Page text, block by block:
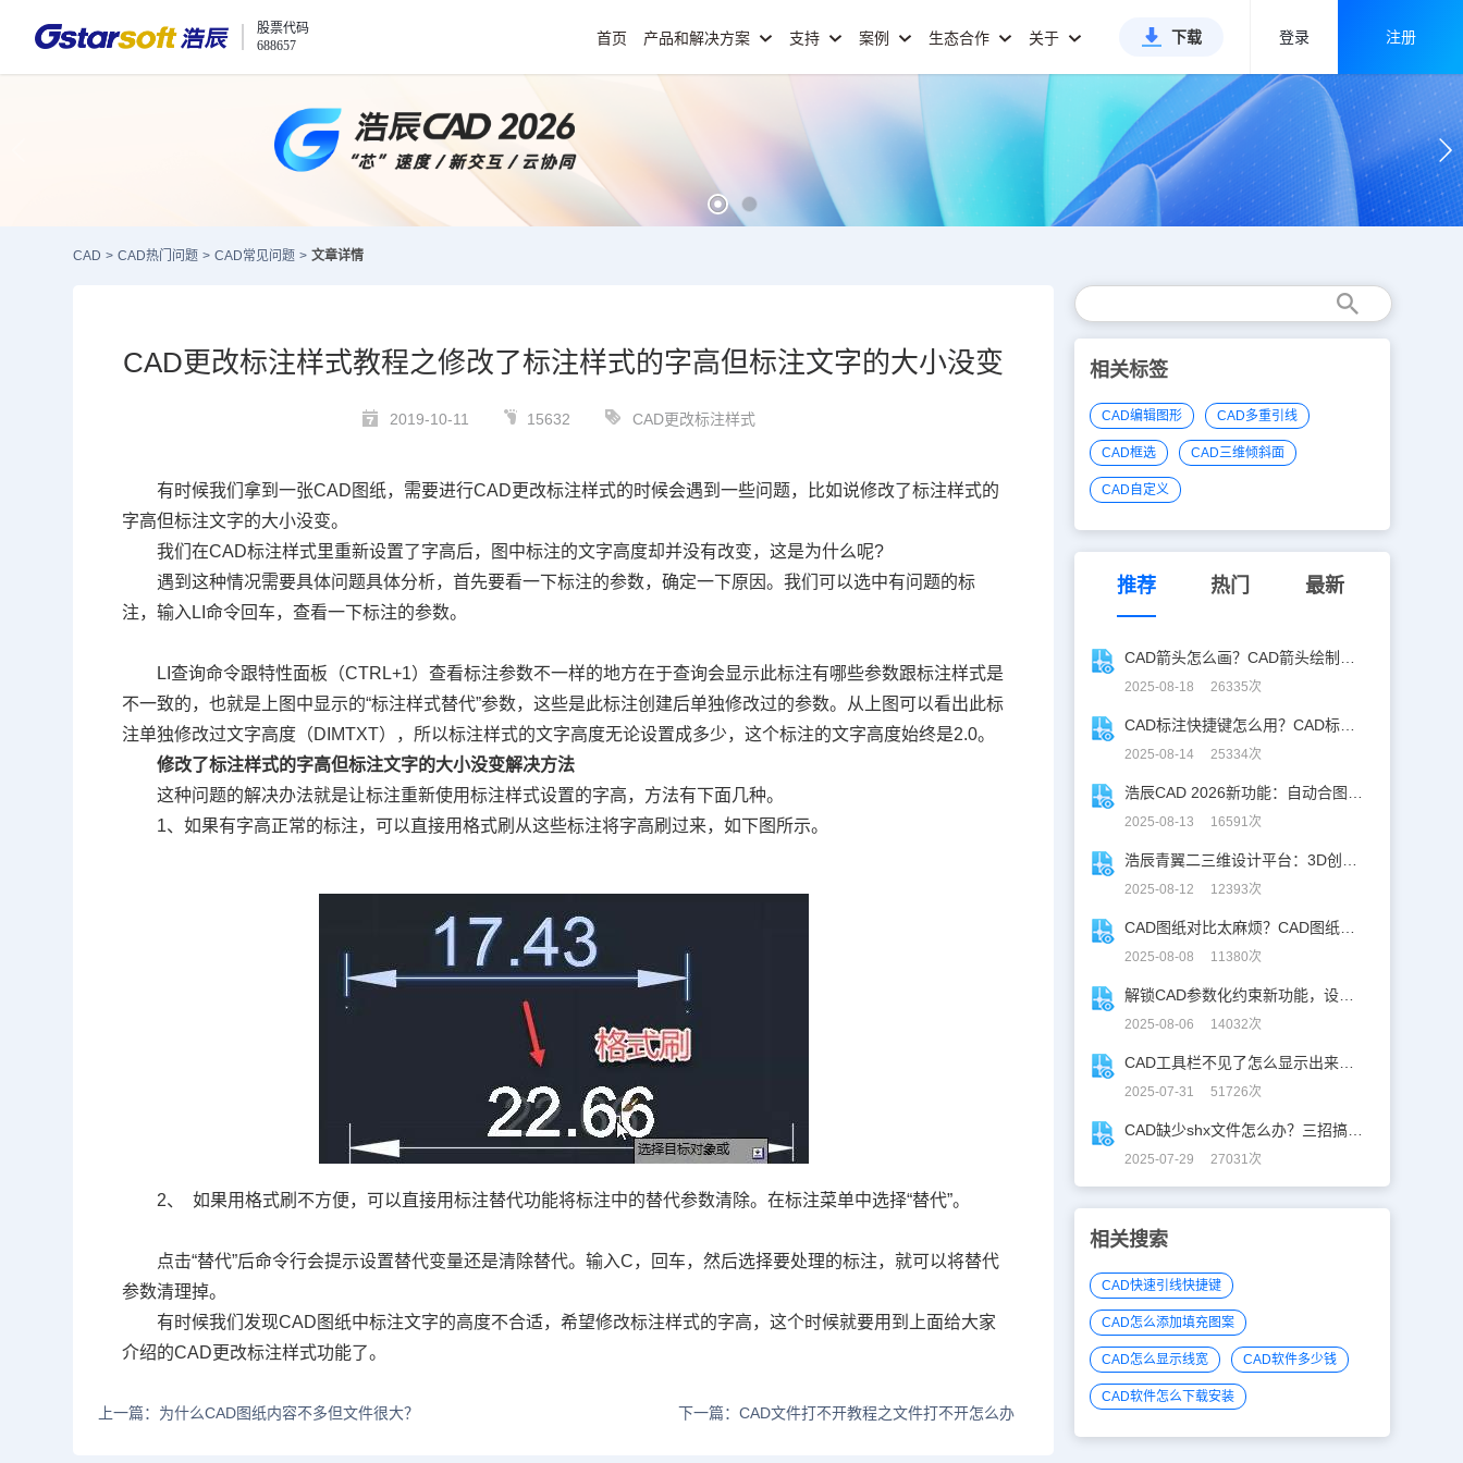
股票代码
688657
首页 产品和解决方案 支持 案例 生态合作 关于 下载 登录 注册
CAD > CAD热门问题 > CAD常见问题 > 文章详情
CAD更改标注样式教程之修改了标注样式的字高但标注文字的大小没变
2019-10-11 15632 CAD更改标注样式
有时候我们拿到一张CAD 图纸，需要进行CAD更改标注样式的时候会遇到一些问题，比如说修改了标注样式的
字高但标注文字的大小没变。
我们在CAD标注样式里重新设置了字高后，图中标注的文字高度却并没有改变，这是为什么呢?
遇到这种情况需要具体问题具体分析，首先要看一下标注的参数，确定一下原因。我们可以选中有问题的标
注，输入 LI命令回车，查看一下标注的参数。
LI查询命令跟特性面板（CTRL+1）查看标注参数不一样的地方在于查询会显示此标注有哪些参数跟标注样式是
不一致的，也就是上图中显示的“标注样式替代”参数，这些是此标注创建后单独修改过的参数。从上图可以看出此标
注单独修改过文字高度（DIMTXT），所以标注样式的文字高度无论设置成多少，这个标注的文字高度始终是2.0。
修改了标注样式的字高但标注文字的大小没变解决方法
这种问题的解决办法就是让标注重新使用标注样式设置的字高，方法有下面几种。
1、如果有字高正常的标注，可以直接用格式刷从这些标注将字高刷过来，如下图所示。
2、 如果用格式刷不方便，可以直接用标注替代功能将标注中的替代参数清除。在标注菜单中选择“替代”。
点击“替代”后命令行会提示设置替代变量还是清除替代。输入C，回车，然后选择要处理的标注，就可以将替代
参数清理掉。
有时候我们发现CAD 图纸中标注文字的高度不合适，希望修改标注样式的字高，这个时候就要用到上面给大家
介绍的CAD更改标注样式功能了。
上一篇：为什么CAD图纸内容不多但文件很大？ 下一篇：CAD文件打不开教程之文件打不开怎么办
相关标签
CAD编辑图形 CAD多重引线
CAD框选 CAD三维倾斜面
CAD自定义
推荐 热门 最新
2025-08-18 26335次
2025-08-14 25334次
2025-08-13 16591次
2025-08-12 12393次
2025-08-08 11380次
2025-08-06 14032次
2025-07-31 51726次
2025-07-29 27031次
相关搜索
CAD快速引线快捷键
CAD怎么添加填充图案
CAD怎么显示线宽 CAD软件多少钱
CAD软件怎么下载安装